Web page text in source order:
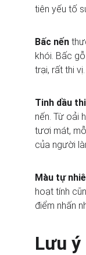
tiên yếu tố
Bấc nến
khói. Bấc
trại, rất thi vị.
Tinh dầu
nến. Từ oải
tươi mát,
của người
Màu tự
hoạt tính
điểm nhấn
Lưu